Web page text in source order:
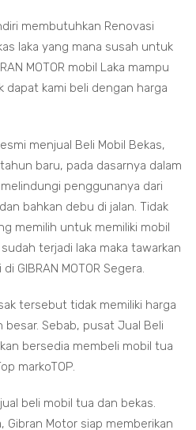
membutuhkan Renovasi
laka yang mana susah untuk
MOTOR mobil Laka mampu
dapat kami beli dengan harga
menjual Beli Mobil Bekas,
baru, pada dasarnya dalam
penggunanya dari
bahkan debu di jalan. Tidak
memilih untuk memiliki mobil
terjadi laka maka tawarkan
GIBRAN MOTOR Segera.
tersebut tidak memiliki harga
besar. Sebab, pusat Jual Beli
bersedia membeli mobil tua
markoTOP.
beli mobil tua dan bekas.
Gibran Motor siap memberikan